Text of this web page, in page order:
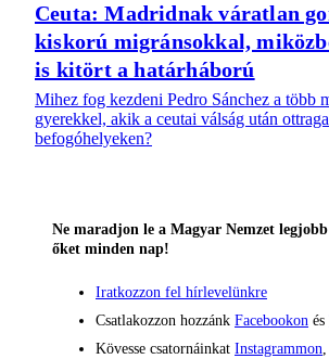
Ceuta: Madridnak váratlan
kiskorú migránsokkal,
is kitört a határháború
Mihez fog kezdeni Pedro Sánchez a több
gyerekkel, akik a ceutai válság után
befogóhelyeken?
Ne maradjon le a Magyar Nemzet
őket minden nap!
Iratkozzon fel hírlevelünkre
Csatlakozzon hozzánk Facebookon és
Kövesse csatornáinkat Instagrammon,